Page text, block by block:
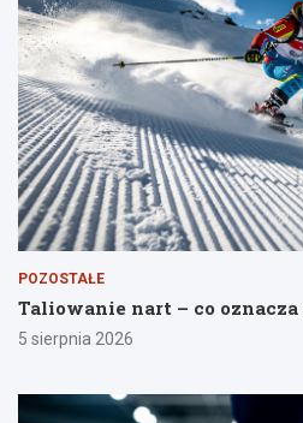
POZOSTAŁE
Taliowanie nart – co oznacza
5 sierpnia 2026